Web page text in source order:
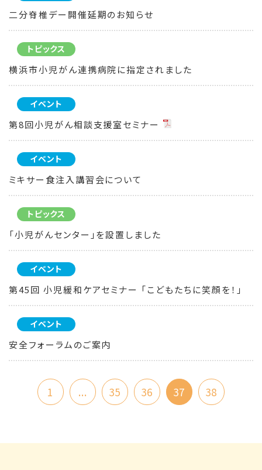
二分脊椎デー開催延期のお知らせ
トピックス
横浜市小児がん連携病院に指定されました
イベント
第8回小児がん相談支援室セミナー
イベント
ミキサー食注入講習会について
トピックス
「小児がんセンター」を設置しました
イベント
第45回 小児緩和ケアセミナー 「こどもたちに笑顔を！」
イベント
安全フォーラムのご案内
1 ... 35 36 37 38